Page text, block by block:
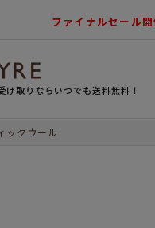
ファイナルセール
取りならいつでも送料無料！
ックウール